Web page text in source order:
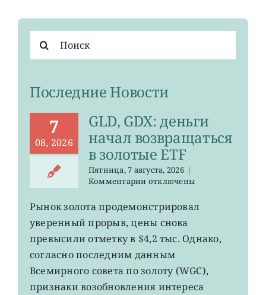
поиска:
Последние Новости
7
08, 2026
GLD, GDX: деньги
начал возвращаться
в золотые ETF
Пятница, 7 августа, 2026 |
Комментариик
GLD,
GDX:
деньги
начал
в
золотые
отключены
Рынок золота продемонстрировал
уверенный прорыв, цены снова
превысили отметку в $4,2 тыс. Однако,
согласно последним данным
Всемирного совета по золоту (WGC),
признаки возобновления интереса